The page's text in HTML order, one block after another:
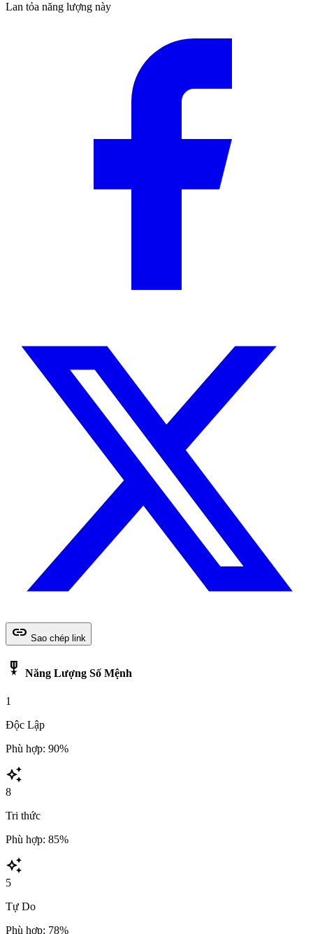
Lan tỏa năng lượng này
link Sao chép link
military_tech Năng Lượng Số Mệnh
1
Độc Lập
Phù hợp: 90%
auto_awesome
8
Tri thức
Phù hợp: 85%
auto_awesome
5
Tự Do
Phù hợp: 78%